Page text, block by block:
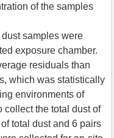
of the samples
dust samples were
exposure chamber.
residuals than
which was statistically
environments of
collect the total dust of
total dust and 6 pairs